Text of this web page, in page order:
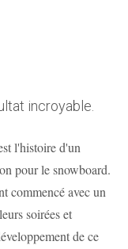
incroyable.
l'histoire d'un
pour le snowboard.
commencé avec un
soirées et
de ce